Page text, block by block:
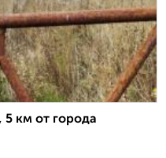
5 км от города